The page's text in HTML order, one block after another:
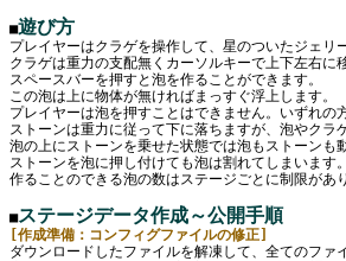
■遊び方
プレイヤーはクラゲを操作して、星のついたジェ
クラゲは重力の支配無くカーソルキーで上下左右に
スペースバーを押すと泡を作ることができます。
この泡は上に物体が無ければまっすぐ浮上します。
プレイヤーは泡を押すことはできません。いずれの
ストーンは重力に従って下に落ちますが、泡やクラ
泡の上にストーンを乗せた状態では泡もストーンも
ストーンを泡に押し付けても泡は割れてしまいます。
作ることのできる泡の数はステージごとに制限があ
■ステージデータ作成～公開手順
[作成準備：コンフィグファイルの修正]
ダウンロードしたファイルを解凍して、全てのフ